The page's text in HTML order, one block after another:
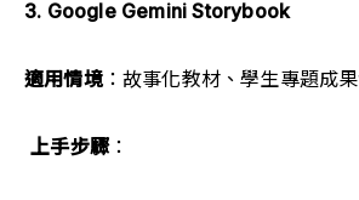
3. Google Gemini Storybook
適用情境：故事化教材、學生專題成
上手步驟：